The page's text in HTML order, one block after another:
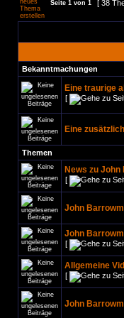
Seite 1 von 1 [ 38
Bekanntmachungen
Eine traurige
[
Eine
Themen
News zu
[
John
John
[
Allgemeine
[
John